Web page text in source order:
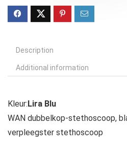
Description
Additional information
Kleur:Lira Blu
WAN dubbelkop-stethoscoop,
verpleegster stethoscoop